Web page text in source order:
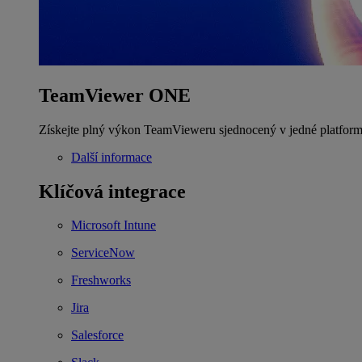
TeamViewer ONE
Získejte plný výkon TeamVieweru sjednocený v jedné
Další informace
Klíčová integrace
Microsoft Intune
ServiceNow
Freshworks
Jira
Salesforce